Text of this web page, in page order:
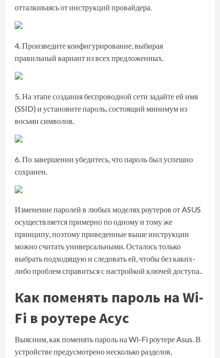
отталкиваясь от инструкций провайдера.
Произведите конфигурирование, выбирая
правильный вариант из всех предложенных.
На этапе создания беспроводной сети задайте ей имя
(SSID) и установите пароль, состоящий минимум из
восьми символов.
По завершении убедитесь, что пароль был успешно
сохранен.
Изменение паролей в любых моделях роутеров от ASUS
осуществляется примерно по одному и тому же
принципу, поэтому приведенные выше инструкции
можно считать универсальными. Осталось только
выбрать подходящую и следовать ей, чтобы без каких-
либо проблем справиться с настройкой ключей доступа..
Как поменять пароль на Wi-
Fi в роутере Асус
Выясним, как поменять пароль на Wi-Fi роутере Asus. В
устройстве предусмотрено несколько разделов,